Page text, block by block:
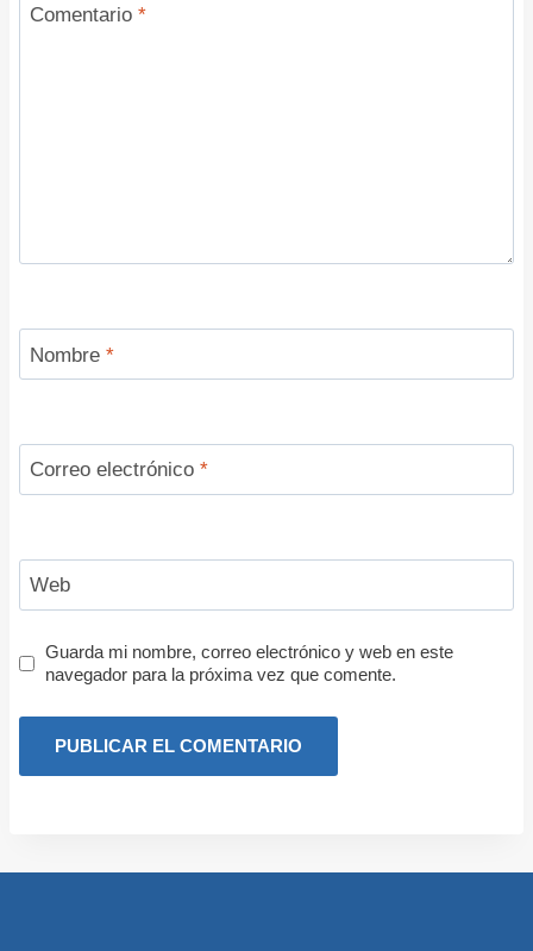
Comentario *
Nombre *
Correo electrónico *
Web
Guarda mi nombre, correo electrónico y web en este
navegador para la próxima vez que comente.